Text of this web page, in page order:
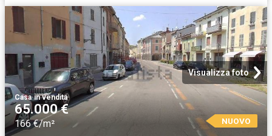
Visualizza foto
Casa·in vendita
65.000 €
166 €/m² NUOVO